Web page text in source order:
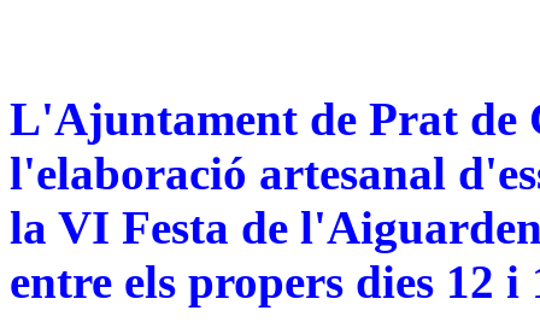
L'Ajuntament de Prat de
l'elaboració artesanal
la VI Festa de
entre els propers dies 12